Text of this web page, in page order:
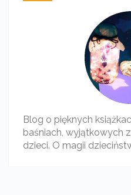
Blog o pięknych
baśniach, wyjątkowych
dzieci. O magii